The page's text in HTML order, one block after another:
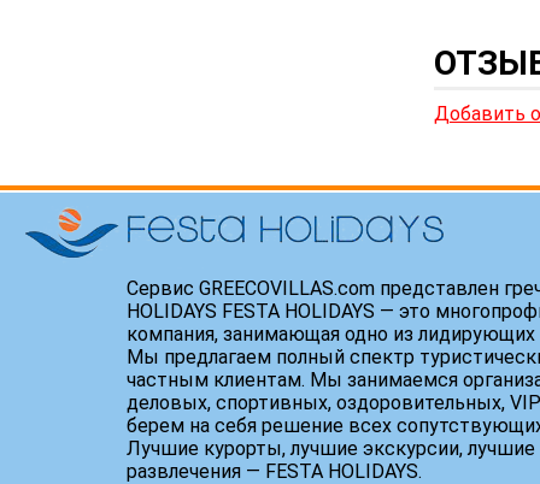
Добавить
Сервис GREECOVILLAS.com представлен
HOLIDAYS FESTA HOLIDAYS — это
компания, занимающая одно из
Мы предлагаем полный спектр
частным клиентам. Мы занимаемся
деловых, спортивных, оздоровительных,
берем на себя решение всех
Лучшие курорты, лучшие экскурсии, лучшие
развлечения — FESTA HOLIDAYS.